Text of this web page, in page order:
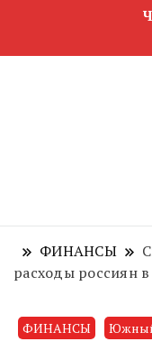
ФИНАНСЫ
расходы россиян
ФИНАНСЫ